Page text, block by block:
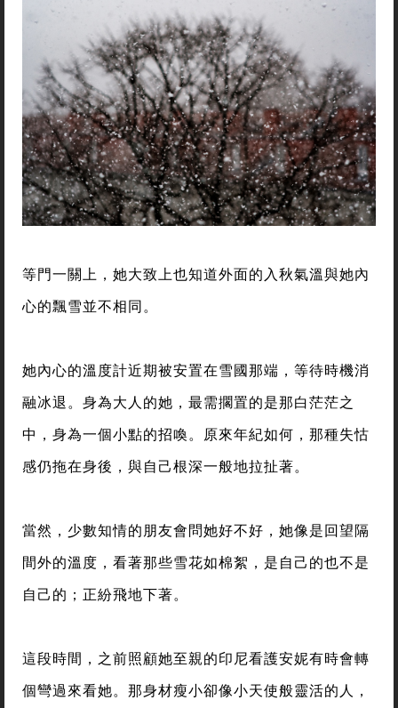
等門一關上，她大致上也知道外面的入秋氣溫與她內
心的飄雪並不相同。
她內心的溫度計近期被安置在雪國那端，等待時機消
融冰退。身為大人的她，最需擱置的是那白茫茫之
中，身為一個小點的招喚。原來年紀如何，那種失怙
感仍拖在身後，與自己根深一般地拉扯著。
當然，少數知情的朋友會問她好不好，她像是回望隔
間外的溫度，看著那些雪花如棉絮，是自己的也不是
自己的；正紛飛地下著。
這段時間，之前照顧她至親的印尼看護安妮有時會轉
個彎過來看她。那身材瘦小卻像小天使般靈活的人，